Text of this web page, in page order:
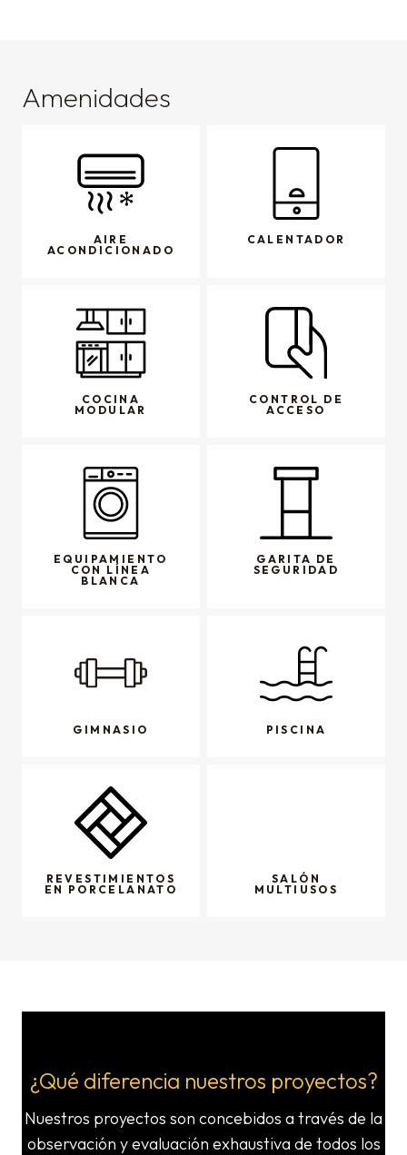
Amenidades
AIRE
ACONDICIONADO
CALENTADOR
COCINA
MODULAR
CONTROL DE
ACCESO
EQUIPAMIENTO
CON LÍNEA
BLANCA
GARITA DE
SEGURIDAD
GIMNASIO PISCINA
REVESTIMIENTOS
EN PORCELANATO
SALÓN
MULTIUSOS
¿Qué diferencia nuestros proyectos?
Nuestros proyectos son concebidos a través de la
observación y evaluación exhaustiva de todos los